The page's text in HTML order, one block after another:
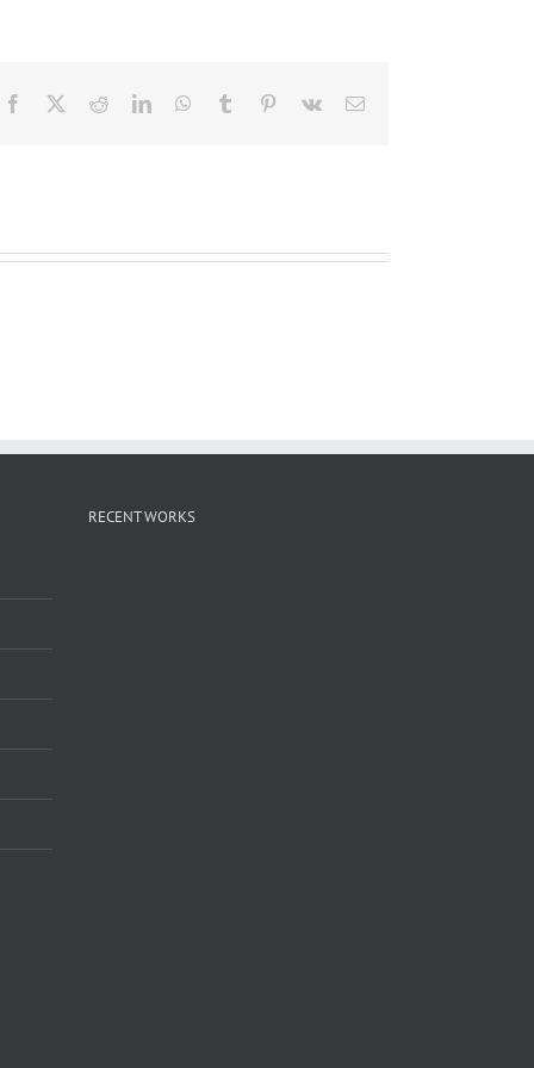
Facebook RedditLinkedInWhatsApp
Tumblr Pinterest
Vk
電
RECENT WORKS